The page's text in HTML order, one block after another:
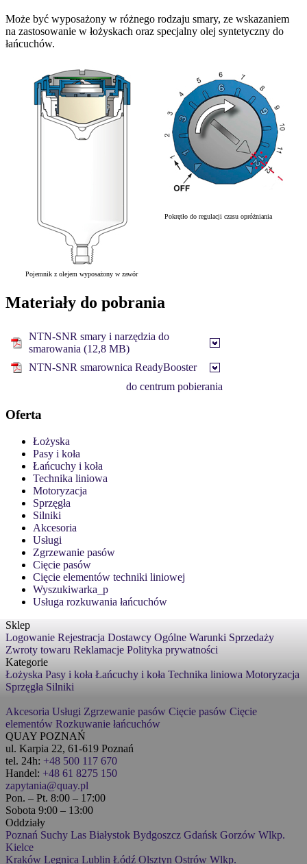
Może być wyposażony w różnego rodzaju smary, ze wskazaniem
na zastosowanie w łożyskach oraz specjalny olej syntetyczny do
łańcuchów.
Pojemnik z olejem wyposażony w zawór
Pokrętło do regulacji czasu opróżniania
Materiały do pobrania
NTN-SNR smary i narzędzia do
smarowania (12,8 MB)
NTN-SNR smarownica ReadyBooster
do centrum pobierania
Oferta
Łożyska
Pasy i koła
Łańcuchy i koła
Technika liniowa
Motoryzacja
Sprzęgła
Silniki
Akcesoria
Usługi
Zgrzewanie pasów
Cięcie pasów
Cięcie elementów techniki liniowej
Wyszukiwarka_p
Usługa rozkuwania łańcuchów
Sklep
Logowanie Rejestracja Dostawcy Ogólne Warunki Sprzedaży
Zwroty towaru Reklamacje Polityka prywatności
Kategorie
Łożyska Pasy i koła Łańcuchy i koła Technika liniowa Motoryzacja
Sprzęgła Silniki
Akcesoria Usługi Zgrzewanie pasów Cięcie pasów Cięcie
elementów Rozkuwanie łańcuchów
QUAY POZNAŃ
ul. Karpia 22, 61-619 Poznań
tel. 24h: +48 500 117 670
Handel: +48 61 8275 150
zapytania@quay.pl
Pon. – Pt. 8:00 – 17:00
Sobota 9:00 – 13:00
Oddziały
Poznań Suchy Las Białystok Bydgoszcz Gdańsk Gorzów Wlkp.
Kielce
Kraków Legnica Lublin Łódź Olsztyn Ostrów Wlkp.